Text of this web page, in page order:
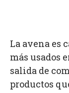
La avena es
más usados
salida de
productos